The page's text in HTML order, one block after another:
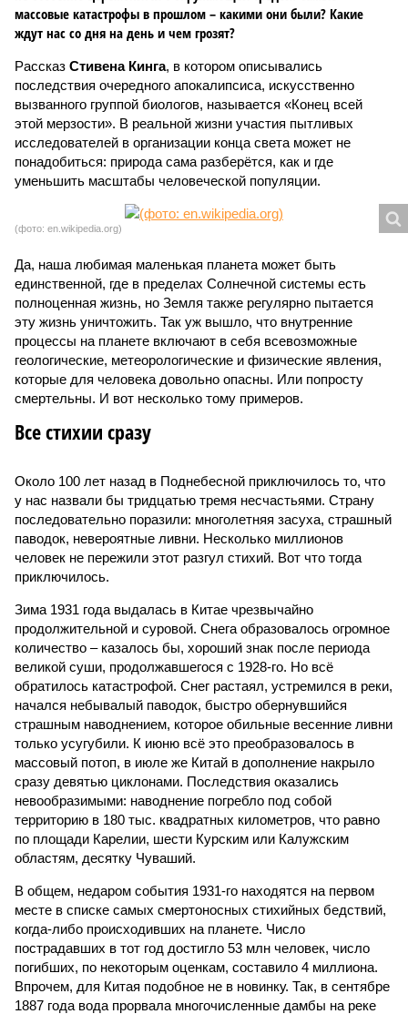
массовые катастрофы в прошлом – какими они были? Какие
ждут нас со дня на день и чем грозят?
Рассказ Стивена Кинга, в котором описывались
последствия очередного апокалипсиса, искусственно
вызванного группой биологов, называется «Конец всей
этой мерзости». В реальной жизни участия пытливых
исследователей в организации конца света может не
понадобиться: природа сама разберётся, как и где
уменьшить масштабы человеческой популяции.
(фото: en.wikipedia.org)
Да, наша любимая маленькая планета может быть
единственной, где в пределах Солнечной системы есть
полноценная жизнь, но Земля также регулярно пытается
эту жизнь уничтожить. Так уж вышло, что внутренние
процессы на планете включают в себя всевозможные
геологические, метеорологические и физические явления,
которые для человека довольно опасны. Или попросту
смертельны. И вот несколько тому примеров.
Все стихии сразу
Около 100 лет назад в Поднебесной приключилось то, что
у нас назвали бы тридцатью тремя несчастьями. Страну
последовательно поразили: многолетняя засуха, страшный
паводок, невероятные ливни. Несколько миллионов
человек не пережили этот разгул стихий. Вот что тогда
приключилось.
Зима 1931 года выдалась в Китае чрезвычайно
продолжительной и суровой. Снега образовалось огромное
количество – казалось бы, хороший знак после периода
великой суши, продолжавшегося с 1928-го. Но всё
обратилось катастрофой. Снег растаял, устремился в реки,
начался небывалый паводок, быстро обернувшийся
страшным наводнением, которое обильные весенние ливни
только усугубили. К июню всё это преобразовалось в
массовый потоп, в июле же Китай в дополнение накрыло
сразу девятью циклонами. Последствия оказались
невообразимыми: наводнение погребло под собой
территорию в 180 тыс. квадратных километров, что равно
по площади Карелии, шести Курским или Калужским
областям, десятку Чуваший.
В общем, недаром события 1931-го находятся на первом
месте в списке самых смертоносных стихийных бедствий,
когда-либо происходивших на планете. Число
пострадавших в тот год достигло 53 млн человек, число
погибших, по некоторым оценкам, составило 4 миллиона.
Впрочем, для Китая подобное не в новинку. Так, в сентябре
1887 года вода прорвала многочисленные дамбы на реке